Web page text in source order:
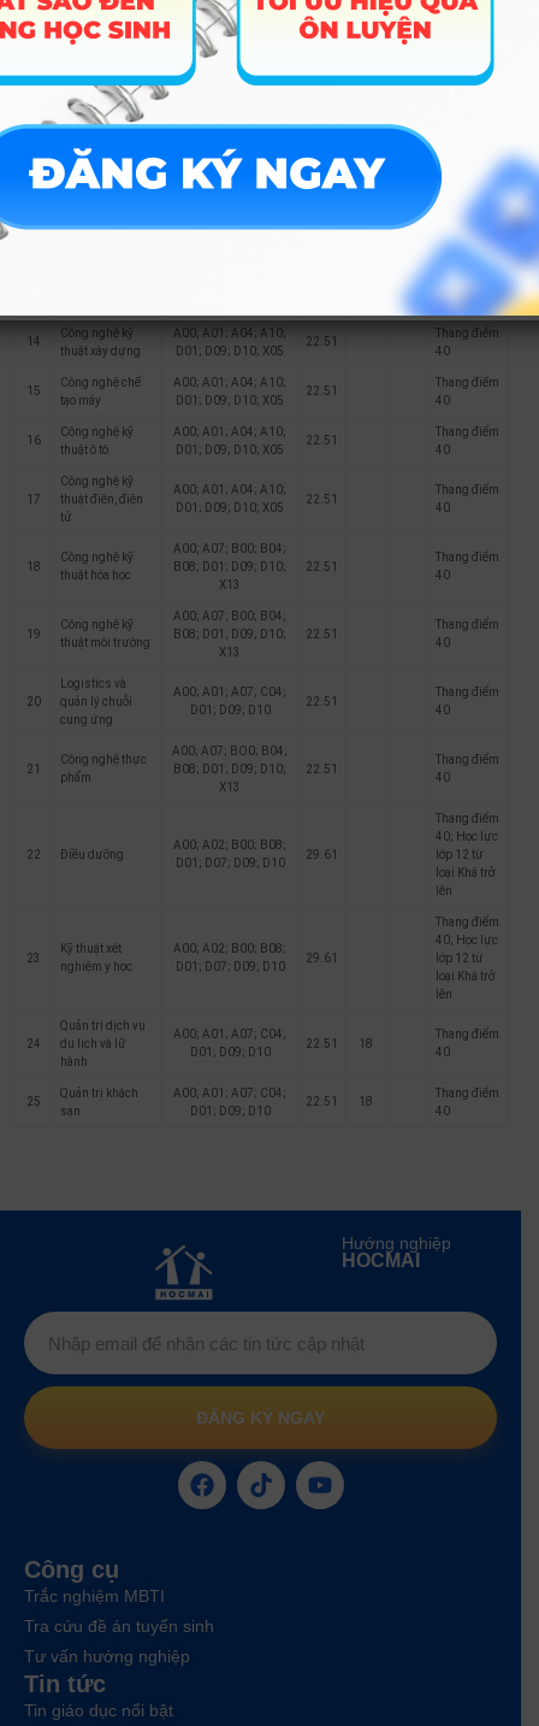
8
Tài chính – Ngân
hàng
A00; A01; A07; C04;
D01; D09; D10
22.51
Thang điểm
9 Kế toán
A00; A01; A07; C04;
D01; D09; D10
22.51 18
Thang điểm
40
Công nghệ sinh
X13
11
Kỹ thuật phần
A00; A01; A04; A10;
22.51 18
Thang điểm
40
A00; A01; A04; A10;
Thang điểm
40
40
14
Công nghệ kỹ
thuật xây dựng
A00; A01; A04; A10;
D01; D09; D10; X05
22.51
Thang điểm
40
15
Công nghệ chế
tạo máy
A00; A01; A04; A10;
D01; D09; D10; X05
22.51
Thang điểm
40
16
Công nghệ kỹ
thuật ô tô
A00; A01; A04; A10;
D01; D09; D10; X05
22.51
Thang điểm
40
17
Công nghệ kỹ
thuật điện, điện
tử
A00; A01; A04; A10;
D01; D09; D10; X05
22.51
Thang điểm
40
18
Công nghệ kỹ
thuật hóa học
A00; A07; B00; B04;
B08; D01; D09; D10;
X13
22.51
Thang điểm
40
19
Công nghệ kỹ
thuật môi trường
A00; A07; B00; B04;
B08; D01; D09; D10;
X13
22.51
Thang điểm
40
20
Logistics và
quản lý chuỗi
cung ứng
A00; A01; A07; C04;
D01; D09; D10
22.51
Thang điểm
40
21
Công nghệ thực
phẩm
A00; A07; BO0; B04;
B08; D01; D09; D10;
X13
22.51
Thang điểm
40
22 Điều dưỡng
A00; A02; B00; B08;
D01; D07; D09; D10
29.61
Thang điểm
40; Học lực
lớp 12 từ
loại Khá trở
lên
23
Kỹ thuật xét
nghiệm y học
A00; A02; B00; B08;
D01; D07; D09; D10
29.61
Thang điểm
40; Học lực
lớp 12 từ
loại Khá trở
lên
24
Quản trị dịch vụ
du lịch và lữ
hành
A00; A01; A07; C04;
D01; D09; D10
22.51 18
Thang điểm
40
25
Quản trị khách
sạn
A00; A01; A07; C04;
D01; D09; D10
22.51 18
Thang điểm
40
Hướng nghiệp
HOCMAI
ĐĂNG KÝ NGAY
Công cụ
Trắc nghiệm MBTI
Tra cứu đề án tuyển sinh
Tư vấn hướng nghiệp
Tin tức
Tin giáo dục nổi bật